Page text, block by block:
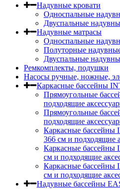
Надувные кровати
Односпальные
Двуспальные
Надувные матрасы
Односпальные
Полуторные
Двуспальные
Ремкомплекты, подушки
Насосы ручные, ножные,
Каркасные бассейны
Прямоугольные
подходящие
Прямоугольные
подходящие
Каркасные бассейны
366 см и подходящие
Каркасные бассейны
cм и подходящие
Каркасные бассейны
см и подходящие
Надувные бассейны